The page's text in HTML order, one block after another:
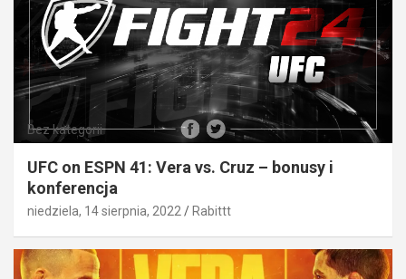
Bez kategorii
UFC on ESPN 41: Vera vs. Cruz – bonusy i
konferencja
niedziela, 14 sierpnia, 2022 Rabittt